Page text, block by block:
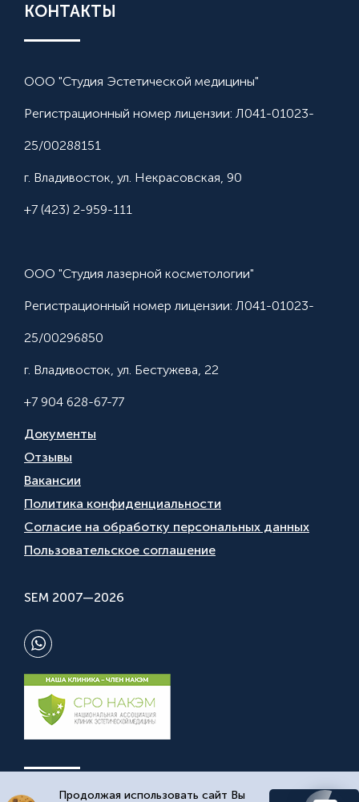
КОНТАКТЫ
ООО "Студия Эстетической медицины"
Регистрационный номер лицензии: Л041-01023-
25/00288151
г. Владивосток, ул. Некрасовская, 90
+7 (423) 2-959-111
ООО "Студия лазерной косметологии"
Регистрационный номер лицензии: Л041-01023-
25/00296850
г. Владивосток, ул. Бестужева, 22
+7 904 628-67-77
Документы
Отзывы
Вакансии
Политика конфиденциальности
Согласие на обработку персональных данных
Пользовательское соглашение
SEM 2007—2026
Продолжая использовать сайт Вы